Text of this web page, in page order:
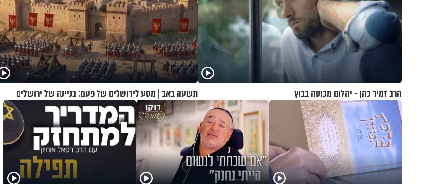
הרב זמיר כהן - יהלום מכוסה בבוץ תשעה באב | מסע לירושלים של פעם: בניינה של ירושלים